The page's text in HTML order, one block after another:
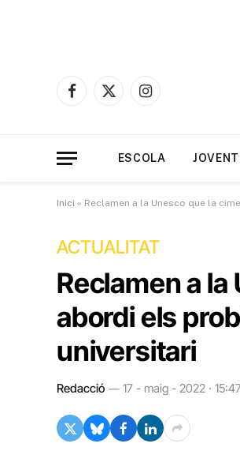
Facebook
X
Instagram
ESCOLA
Inici » Reclamen a la Unesco que la
ACTUALITAT
Reclamen a
abordi els
universitari
Redacció 17 - maig - 2022 ·